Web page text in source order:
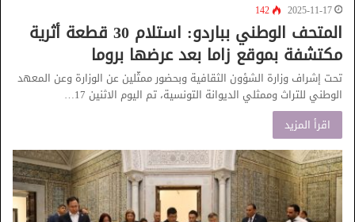
2025-11-17
142
المتحف الوطني بباردو: استلام 30 قطعة أثرية
مكتشفة بموقع زاما بعد عرضها بروما
تحت إشراف وزارة الشؤون الثقافية وبحضور ممثّلين عن الوزارة وعن المعهد
الوطني للتراث وممثلي الديوانة التونسية، تم اليوم الاثنين 17…
اقرأ المزيد